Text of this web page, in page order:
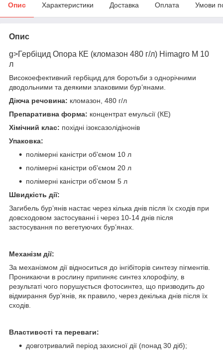
Опис Характеристики Доставка Оплата Умови
Опис
g>Гербіцид Опора КЕ (кломазон 480 г/л) Himagro M 10
л
Високоефективний гербіцид для боротьби з однорічними
дводольними та деякими злаковими бур’янами.
Діюча речовина: кломазон, 480 г/л
Препаративна форма: концентрат емульсії (КЕ)
Хімічний клас: похідні ізоксазолідінонів
Упаковка:
полімерні каністри об'ємом 10 л
полімерні каністри об'ємом 20 л
полімерні каністри об'ємом 5 л
Швидкість дії:
Загибель бур’янів настає через кілька днів після їх сходів при
довсходовом застосуванні і через 10-14 днів після
застосування по вегетуючих бур’янах.
Механізм дії:
За механізмом дії відноситься до інгібіторів синтезу пігментів.
Проникаючи в рослину припиняє синтез хлорофілу, в
результаті чого порушується фотосинтез, що призводить до
відмирання бур’янів, як правило, через декілька днів після їх
сходів.
Властивості та переваги:
довготривалий період захисної дії (понад 30 діб);